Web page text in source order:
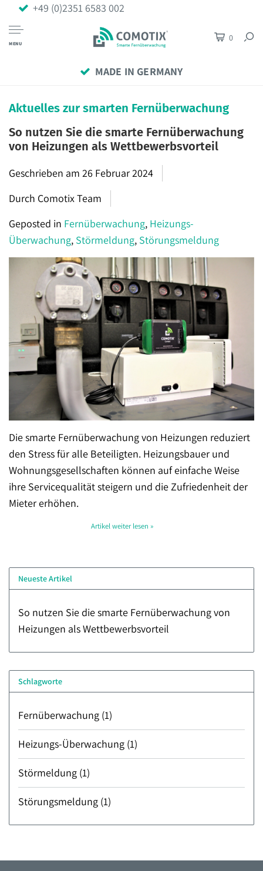
+49 (0)2351 6583 002
MENU
0
MADE IN GERMANY
Aktuelles zur smarten Fernüberwachung
So nutzen Sie die smarte Fernüberwachung
von Heizungen als Wettbewerbsvorteil
Geschrieben am 26 Februar 2024
Durch Comotix Team
Geposted in Fernüberwachung, Heizungs-
Überwachung, Störmeldung, Störungsmeldung
Die smarte Fernüberwachung von Heizungen reduziert
den Stress für alle Beteiligten. Heizungsbauer und
Wohnungsgesellschaften können auf einfache Weise
ihre Servicequalität steigern und die Zufriedenheit der
Mieter erhöhen.
Artikel weiter lesen »
Neueste Artikel
So nutzen Sie die smarte Fernüberwachung von
Heizungen als Wettbewerbsvorteil
Schlagworte
Fernüberwachung (1)
Heizungs-Überwachung (1)
Störmeldung (1)
Störungsmeldung (1)